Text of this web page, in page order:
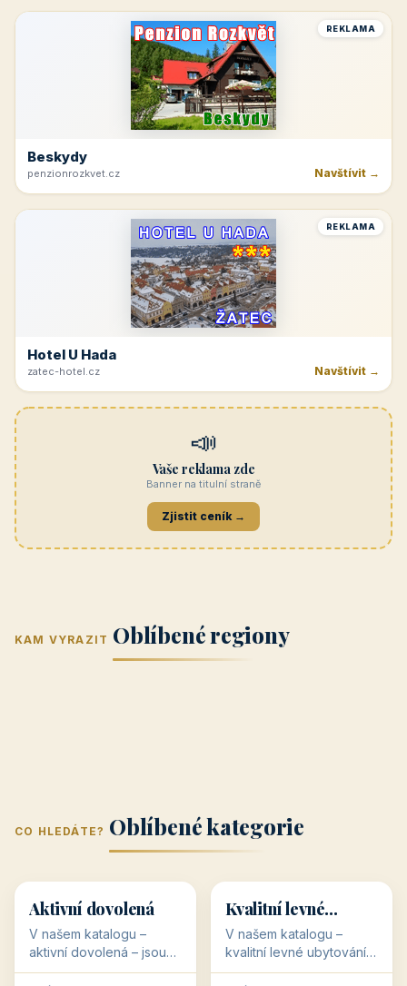
REKLAMA
Beskydy
penzionrozkvet.cz Navštívit →
REKLAMA
Hotel U Hada
zatec-hotel.cz Navštívit →
📣
Vaše reklama zde
Banner na titulní straně
Zjistit ceník →
KAM VYRAZIT Oblíbené regiony
(Jihomoravský
kraj)
kraj)
Zlínský kraj Žilinský
Karlovarský
Střední Čechy
(Středočeský
CO HLEDÁTE? Oblíbené kategorie
🥾 36 objektů
Aktivní dovolená
V našem katalogu –
aktivní dovolená – jsou
pro Vás připraveny
💰
💰
34 objektů
Kvalitní levné
ubytování
V našem katalogu –
kvalitní levné ubytování –
jsou pro Vás připraveny